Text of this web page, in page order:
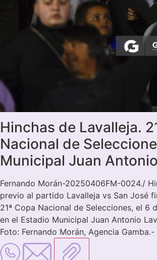
Hinchas de Lavalleja.
Nacional de
Municipal Juan
Fernando Morán-20250406FM-0024./
previo al partido Lavalleja vs San José
21ª Copa Nacional de Selecciones, el 6
en el Estadio Municipal Juan Antonio
Foto: Fernando Morán, Agencia Gamba.-